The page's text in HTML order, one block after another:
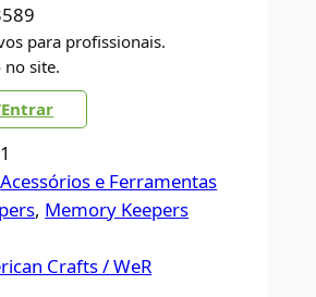
para profissionais.
no site.
Acessórios e Ferramentas
, Memory Keepers
Crafts / WeR